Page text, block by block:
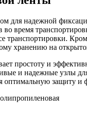
для надежной
время
хранению на
простоту и
и надежные узлы
оптимальную защиту